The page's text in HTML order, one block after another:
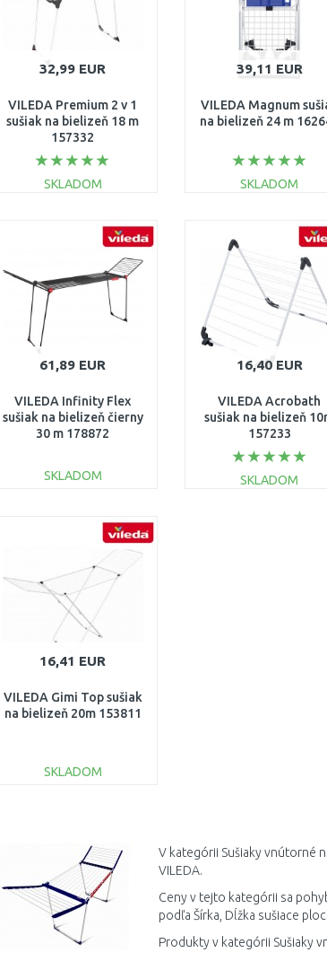
32,99 EUR
VILEDA Premium 2 v 1
sušiak na bielizeň 18 m
157332
SKLADOM
39,11 EUR
VILEDA Magnum
na bielizeň 24 m
SKLADOM
61,89 EUR
VILEDA Infinity Flex
sušiak na bielizeň čierny
30 m 178872
SKLADOM
16,40 EUR
VILEDA Acrobath
sušiak na bielizeň
157233
SKLADOM
16,41 EUR
VILEDA Gimi Top sušiak
na bielizeň 20m 153811
SKLADOM
Porovnať
V kategórii Sušiaky vnútorné
VILEDA.
Ceny v tejto kategórii sa
podľa Šírka, Dĺžka sušiace
Produkty v kategórii Sušiaky